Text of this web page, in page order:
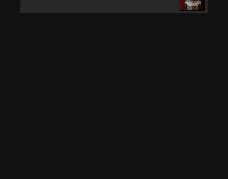
BLANCO DE
VERANO